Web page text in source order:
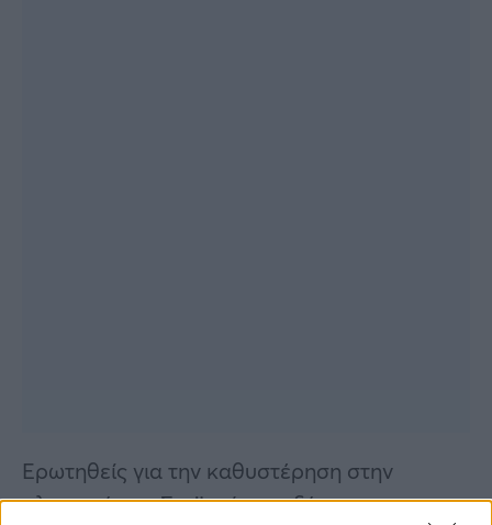
Ερωτηθείς για την καθυστέρηση στην
πληρωμή ο κ. Σταϊκούρας εξήγησε πως